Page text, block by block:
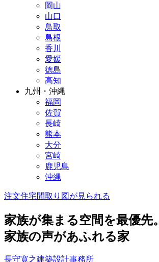
岡山
山口
鳥取
島根
香川
愛媛
徳島
高知
九州・沖縄
福岡
佐賀
長崎
熊本
大分
宮崎
鹿児島
沖縄
注文住宅間取り図が見られる
家族が集まる空間を最優先。
家族の声があふれる家
長守寛之建築設計事務所